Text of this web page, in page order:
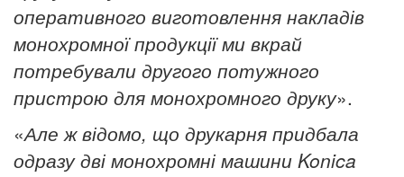
оперативного виготовлення накладів
монохромної продукції ми вкрай
потребували другого потужного
пристрою для монохромного друку».
«Але ж відомо, що друкарня придбала
одразу дві монохромні машини Konica